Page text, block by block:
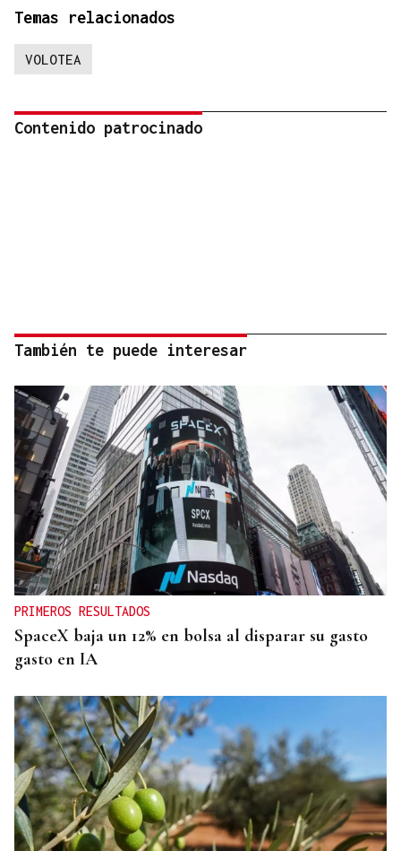
Temas relacionados
VOLOTEA
Contenido patrocinado
También te puede interesar
PRIMEROS RESULTADOS
SpaceX baja un 12% en bolsa al disparar su gasto
gasto en IA